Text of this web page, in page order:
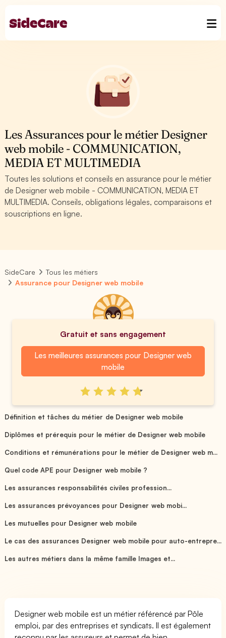
Les Assurances pour le métier Designer
web mobile - COMMUNICATION,
MEDIA ET MULTIMEDIA
Toutes les solutions et conseils en assurance pour le métier
de Designer web mobile - COMMUNICATION, MEDIA ET
MULTIMEDIA. Conseils, obligations légales, comparaisons et
souscriptions en ligne.
SideCare
Tous les métiers
Assurance pour Designer web mobile
Gratuit et sans engagement
Les meilleures assurances pour Designer web
mobile
Définition et tâches du métier de Designer web mobile
Diplômes et prérequis pour le métier de Designer web mobile
Conditions et rémunérations pour le métier de Designer web m...
Quel code APE pour Designer web mobile ?
Les assurances responsabilités civiles profession...
Les assurances prévoyances pour Designer web mobi...
Les mutuelles pour Designer web mobile
Le cas des assurances Designer web mobile pour auto-entrepre...
Les autres métiers dans la même famille Images et...
Designer web mobile est un métier référencé par Pôle
emploi, par des entreprises et syndicats. Il est également